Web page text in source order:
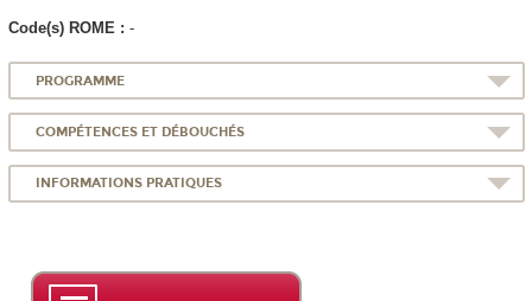
Code(s) ROME : -
PROGRAMME
COMPÉTENCES ET DÉBOUCHÉS
INFORMATIONS PRATIQUES